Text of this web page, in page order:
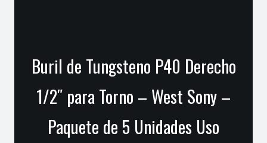
Buril de Tungsteno P40 Derecho
1/2″ para Torno – West Sony –
Paquete de 5 Unidades Uso